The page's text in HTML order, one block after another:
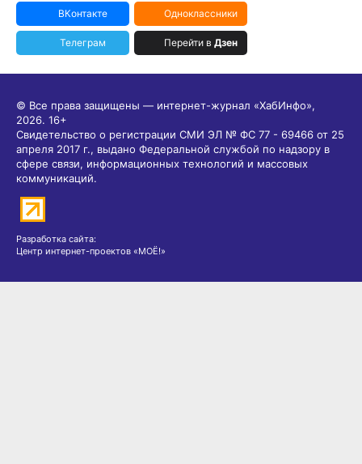
ВКонтакте Одноклассники
Телеграм Перейти в Дзен
© Все права защищены — интернет-журнал «ХабИнфо»,
2026. 16+
Свидетельство о регистрации СМИ ЭЛ № ФС 77 - 69466 от 25
апреля 2017 г., выдано Федеральной службой по надзору в
сфере связи, информационных технологий и массовых
коммуникаций.
Разработка сайта:
Центр интернет-проектов «МОЁ!»